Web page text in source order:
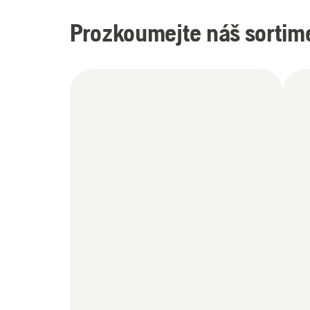
Prozkoumejte náš